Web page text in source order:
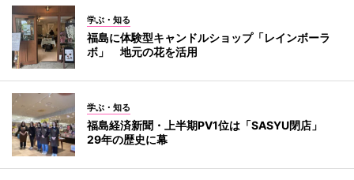
学ぶ・知る
福島に体験型キャンドルショップ「レインボーラ
ボ」 地元の花を活用
学ぶ・知る
福島経済新聞・上半期PV1位は「SASYU閉店」
29年の歴史に幕